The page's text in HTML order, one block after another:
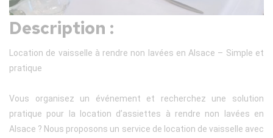
Description :
Location de vaisselle à rendre non lavées en Alsace – Simple et
pratique
Vous organisez un événement et recherchez une solution
pratique pour la location d’assiettes à rendre non lavées en
Alsace ? Nous proposons un service de location de vaisselle avec